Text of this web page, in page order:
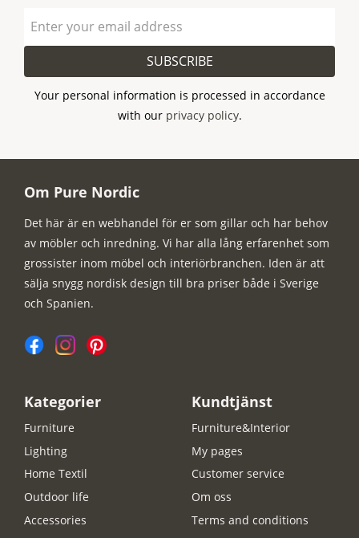
SUBSCRIBE
Your personal information is processed in accordance
with our privacy policy.
Om Pure Nordic
Det här är en webhandel för er som gillar och har behov
av möbler och inredning. Vi har alla lång erfarenhet som
grossister inom möbel och interiörbranchen. Iden är att
sälja snygg nordisk design till bra priser både i Sverige
och Spanien.
Kategorier
Furniture
Lighting
Home Textil
Outdoor life
Accessories
Kundtjänst
Furniture&Interior
My pages
Customer service
Om oss
Terms and conditions